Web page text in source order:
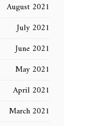
August 2021
July 2021
June 2021
May 2021
April 2021
March 2021